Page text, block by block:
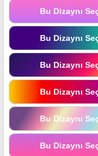
Bu Dizaynı
Bu Dizaynı
Bu Dizaynı
Bu Dizaynı
Bu Dizaynı
Bu Dizaynı